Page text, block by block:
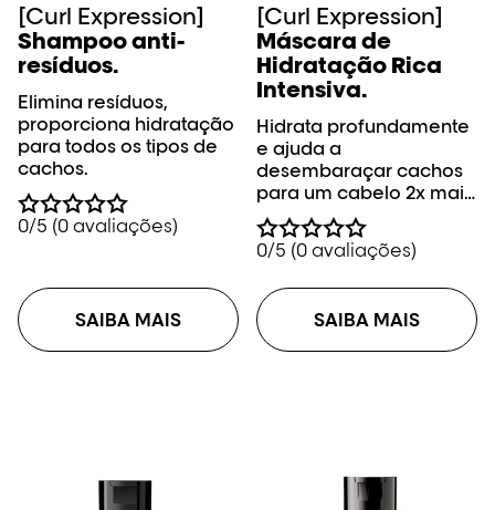
[Curl Expression]
Shampoo anti-
resíduos.
Elimina resíduos,
proporciona hidratação
para todos os tipos de
cachos.
0/5 (0 avaliações)
SAIBA MAIS
[Curl Expression]
Máscara de
Hidratação Rica
Intensiva.
Hidrata profundamente
e ajuda a
desembaraçar cachos
para um cabelo 2x mais
brilhante.
0/5 (0 avaliações)
SAIBA MAIS